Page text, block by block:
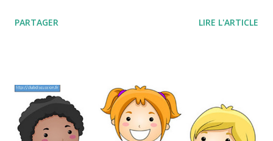
Définition : Se moquer 1. Tourner quelqu'un, quelque chose
est aussi possible de se moquer de soi. Si l'on se moque de
ses propres moqueries qui ont pour sujet soi-même, on
fait quoi ? Pourquoi, alors s'en priver ? Puisque c'est si bon
PARTAGER LIRE L'ARTICLE